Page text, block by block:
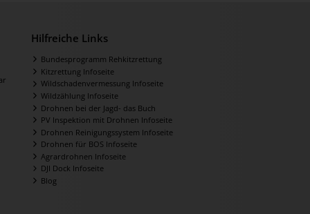
Hilfreiche Links
Bundesprogramm Rehkitzrettung
Kitzrettung Infoseite
Wildschadenvermessung Infoseite
Wildzählung Infoseite
Drohnen bei der Jagd- das Buch
PV Inspektion mit Drohnen Infoseite
Drohnen Reinigungssystem Infoseite
Drohnen für BOS Infoseite
Agrardrohnen Infoseite
DJI Dock Infoseite
Blog